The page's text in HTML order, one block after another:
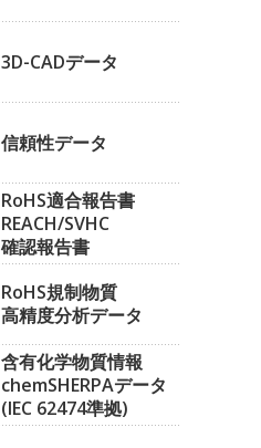
3D-CADデータ
信頼性データ
RoHS適合報告書
REACH/SVHC
確認報告書
RoHS規制物質
高精度分析データ
含有化学物質情報
chemSHERPAデータ
(IEC 62474準拠)